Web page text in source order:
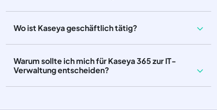
Wo ist Kaseya geschäftlich tätig?
Warum sollte ich mich für Kaseya 365 zur IT-
Verwaltung entscheiden?